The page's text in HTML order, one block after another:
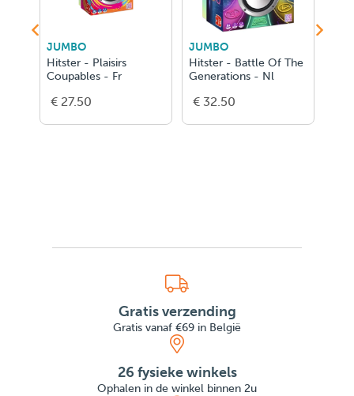
- Battle Of The
- Nl
Hitster - Urban & Hip-
Hop Expansion - Fr
Hitster Radio
Fr
Gratis verzending
Gratis vanaf €69 in België
26 fysieke winkels
Ophalen in de winkel binnen 2u